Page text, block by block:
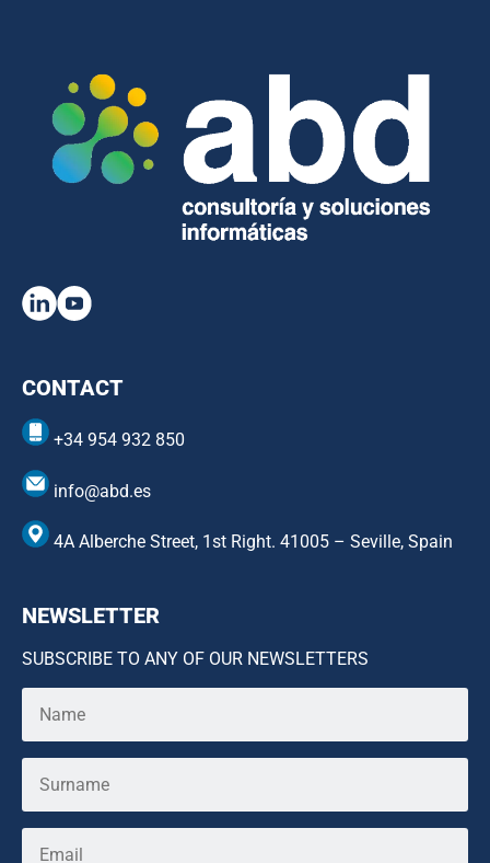
CONTACT
+34 954 932 850
info@abd.es
4A Alberche Street, 1st Right. 41005 – Seville, Spain
NEWSLETTER
SUBSCRIBE TO ANY OF OUR NEWSLETTERS